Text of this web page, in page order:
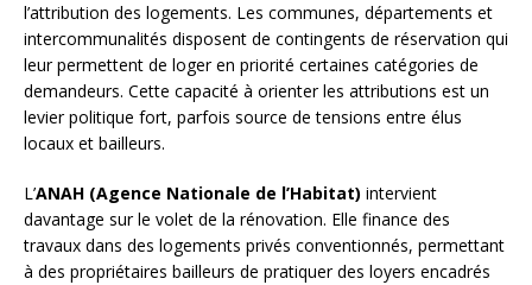
l’attribution des logements. Les communes, départements et
intercommunalités disposent de contingents de réservation qui
leur permettent de loger en priorité certaines catégories de
demandeurs. Cette capacité à orienter les attributions est un
levier politique fort, parfois source de tensions entre élus
locaux et bailleurs.
L’ANAH (Agence Nationale de l’Habitat) intervient
davantage sur le volet de la rénovation. Elle finance des
travaux dans des logements privés conventionnés, permettant
à des propriétaires bailleurs de pratiquer des loyers encadrés